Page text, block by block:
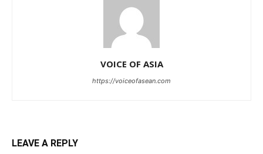
VOICE OF ASIA
https://voiceofasean.com
LEAVE A REPLY